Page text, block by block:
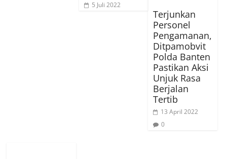
5 Juli 2022
Terjunkan
Personel
Pengamanan,
Ditpamobvit
Polda Banten
Pastikan Aksi
Unjuk Rasa
Berjalan
Tertib
13 April 2022
0